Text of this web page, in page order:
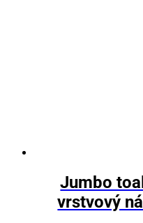
Jumbo
vrstvový